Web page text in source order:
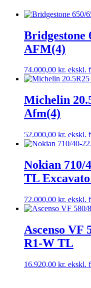
Master
Bridgestone
AFM(4)
74.000,00 kr. ekskl.
Michelin
Afm(4)
52.000,00 kr. ekskl.
Nokian 710/
TL
72.000,00 kr. ekskl.
Ascenso VF
R1-W TL
16.920,00 kr. ekskl.